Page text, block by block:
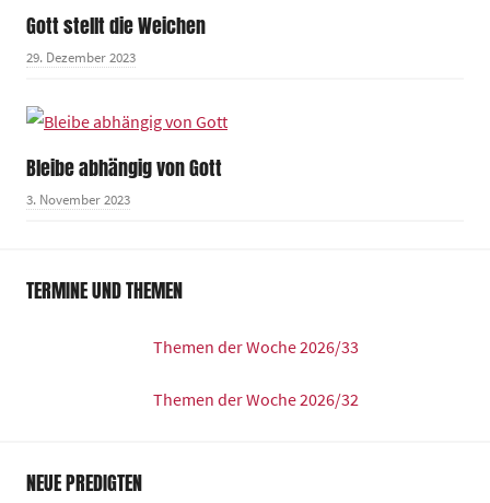
Gott stellt die Weichen
29. Dezember 2023
Bleibe abhängig von Gott
3. November 2023
TERMINE UND THEMEN
Themen der Woche 2026/33
Themen der Woche 2026/32
NEUE PREDIGTEN